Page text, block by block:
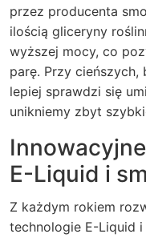
przez producenta
ilością gliceryny
wyższej mocy, co
parę. Przy
lepiej sprawdzi się
unikniemy zbyt
E-Liquid i
Z każdym rokiem
technologie E-Liquid